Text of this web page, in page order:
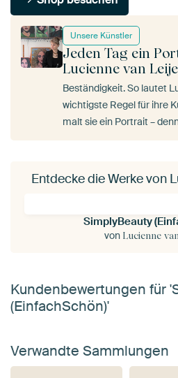
Unsere Künstler
Jeden Tag ein
Lucienne van
Beständigkeit. So lautet
wichtigste Regel für ihre
malt sie ein Portrait –
Entdecke die Werke von
SimplyBeauty
von Lucienne
Kundenbewertungen für
(EinfachSchön)'
Verwandte Sammlungen